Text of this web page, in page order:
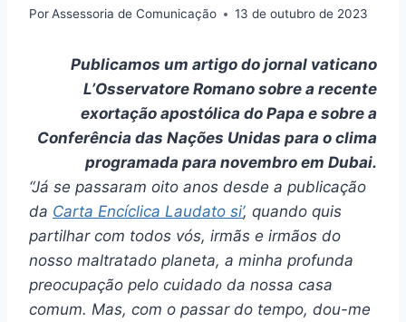
PorAssessoria de Comunicação 13 de outubro de 2023
Publicamos um artigo do jornal vaticano
L’Osservatore Romano sobre a recente
exortação apostólica do Papa e sobre a
Conferência das Nações Unidas para o clima
programada para novembro em Dubai.
“Já se passaram oito anos desde a publicação
da Carta Encíclica Laudato si’, quando quis
partilhar com todos vós, irmãs e irmãos do
nosso maltratado planeta, a minha profunda
preocupação pelo cuidado da nossa casa
comum. Mas, com o passar do tempo, dou-me